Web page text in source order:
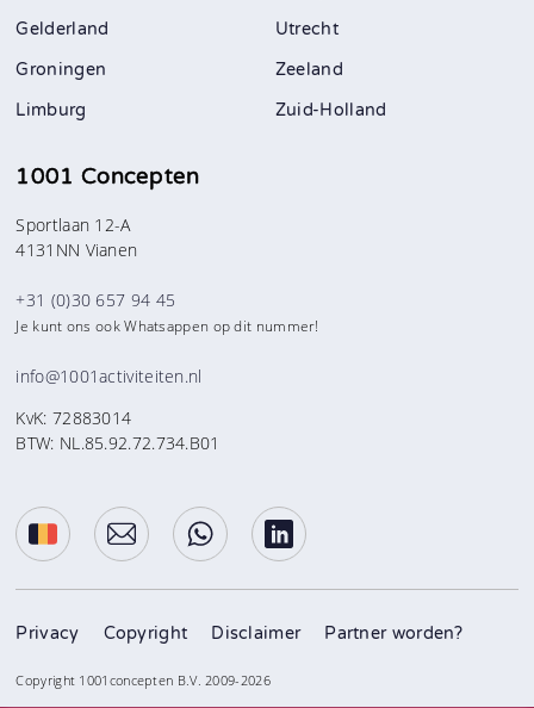
Gelderland
Groningen
Limburg
Utrecht
Zeeland
Zuid-Holland
1001 Concepten
Sportlaan 12-A
4131NN Vianen
+31 (0)30 657 94 45
Je kunt ons ook Whatsappen op dit nummer!
info@1001activiteiten.nl
KvK: 72883014
BTW: NL.85.92.72.734.B01
Copyright 1001concepten B.V. 2009-2026
Privacy Copyright Disclaimer Partner worden?